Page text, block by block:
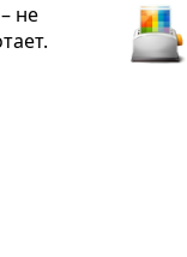
не